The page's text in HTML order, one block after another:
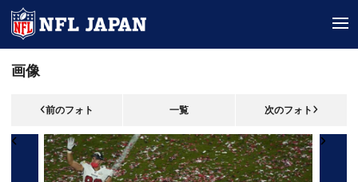
画像
前のフォト 一覧 次のフォト